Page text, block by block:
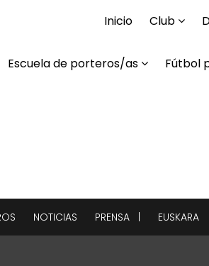
Inicio Club
Escuela de porteros/as Fútbol
NOTICIAS PRENSA | EUSKARA